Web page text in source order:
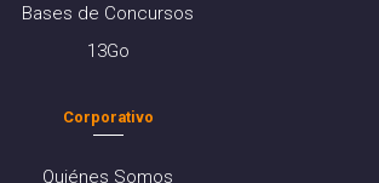
Bases de Concursos
13Go
Corporativo
Quiénes Somos